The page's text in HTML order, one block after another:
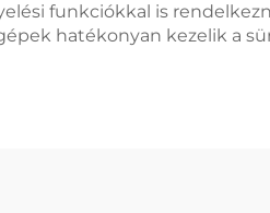
funkciókkal is
hatékonyan kezelik a